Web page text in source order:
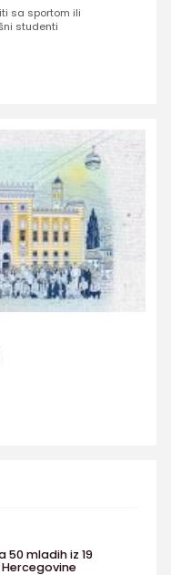
sa sportom ili
studenti
50 mladih iz 19